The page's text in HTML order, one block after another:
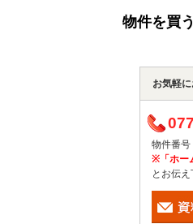
物件を買う
お気軽
物件番
※「ホー
とお伝え